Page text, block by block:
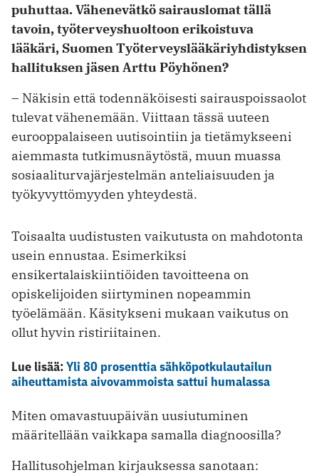
puhuttaa. Vähenevätkö sairauslomat tällä
tavoin, työterveyshuoltoon erikoistuva
lääkäri, Suomen Työterveyslääkäriyhdistyksen
hallituksen jäsen Arttu Pöyhönen?
– Näkisin että todennäköisesti sairauspoissaolot
tulevat vähenemään. Viittaan tässä uuteen
eurooppalaiseen uutisointiin ja tietämykseeni
aiemmasta tutkimusnäytöstä, muun muassa
sosiaaliturvajärjestelmän anteliaisuuden ja
työkyvyttömyyden yhteydestä.
Toisaalta uudistusten vaikutusta on mahdotonta
usein ennustaa. Esimerkiksi
ensikertalaiskiintiöiden tavoitteena on
opiskelijoiden siirtyminen nopeammin
työelämään. Käsitykseni mukaan vaikutus on
ollut hyvin ristiriitainen.
Lue lisää:Yli 80 prosenttia sähköpotkulautailun
aiheuttamista aivovammoista sattui humalassa
Miten omavastuupäivän uusiutuminen
määritellään vaikkapa samalla diagnoosilla?
Hallitusohjelman kirjauksessa sanotaan: